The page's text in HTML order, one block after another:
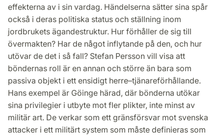
effekterna av i sin vardag. Händelserna sätter sina spår
också i deras politiska status och ställning inom
jordbrukets ägandestruktur. Hur förhåller de sig till
övermakten? Har de något inflytande på den, och hur
utövar de det i så fall? Stefan Persson vill visa att
böndernas roll är en annan och större än bara som
passiva objekt i ett ensidigt herre–tjänareförhållande.
Hans exempel är Göinge härad, där bönderna utökar
sina privilegier i utbyte mot fler plikter, inte minst av
militär art. De verkar som ett gränsförsvar mot svenska
attacker i ett militärt system som måste definieras som